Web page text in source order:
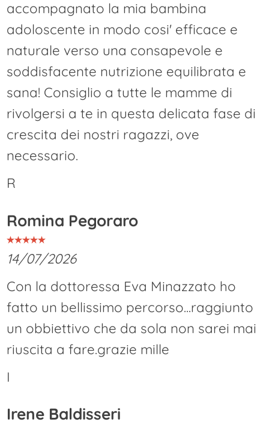
accompagnato la mia bambina
adoloscente in modo cosi' efficace e
naturale verso una consapevole e
soddisfacente nutrizione equilibrata e
sana! Consiglio a tutte le mamme di
rivolgersi a te in questa delicata fase di
crescita dei nostri ragazzi, ove
necessario.
R
Romina Pegoraro
14/07/2026
Con la dottoressa Eva Minazzato ho
fatto un bellissimo percorso...raggiunto
un obbiettivo che da sola non sarei mai
riuscita a fare.grazie mille
I
Irene Baldisseri